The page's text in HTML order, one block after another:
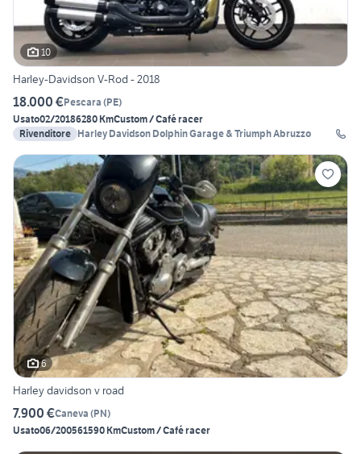
10
Harley-Davidson V-Rod - 2018
18.000 €Pescara (PE)
Usato02/20186280 KmCustom / Café racer
Rivenditore Harley Davidson Dolphin Garage & Triumph Abruzzo
6
Harley davidson v road
7.900 €Caneva (PN)
Usato06/200561590 KmCustom / Café racer